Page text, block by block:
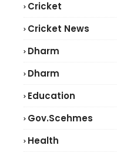
Cricket
Cricket News
Dharm
Dharm
Education
Gov.scehmes
Health